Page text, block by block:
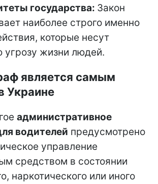
государства: Закон
наиболее строго именно
которые несут
угрозу жизни людей.
является самым
Украине
административное
водителей предусмотрено
управление
средством в состоянии
наркотического или иного